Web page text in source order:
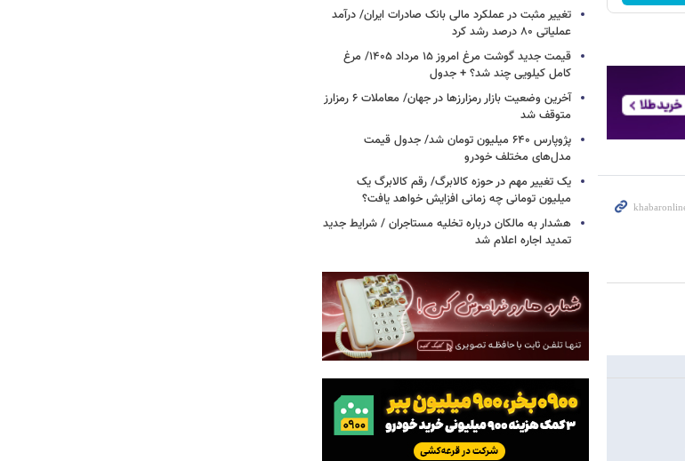
تغییر مثبت در عملکرد مالی بانک صادرات ایران/ درآمد
عملیاتی ۸۰ درصد رشد کرد
قیمت جدید گوشت مرغ امروز ۱۵ مرداد ۱۴۰۵/ مرغ
کامل کیلویی چند شد؟ + جدول
آخرین وضعیت بازار رمزارزها در جهان/ معاملات ۶ رمزارز
متوقف شد
پژوپارس ۶۴۰ میلیون تومان شد/ جدول قیمت
مدل‌های مختلف خودرو
یک تغییر مهم در حوزه کالابرگ/ رقم کالابرگ یک
میلیون تومانی چه زمانی افزایش خواهد یافت؟
هشدار به مالکان درباره تخلیه مستاجران / شرایط جدید
تمدید اجاره اعلام شد